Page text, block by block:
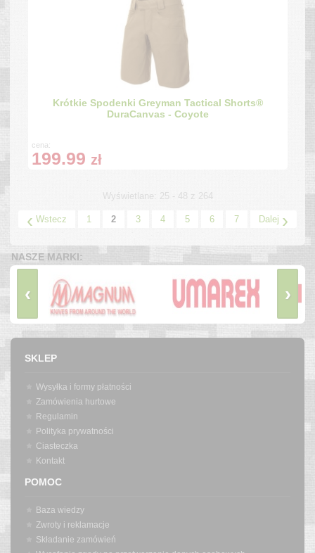
Krótkie Spodenki Greyman Tactical Shorts®
DuraCanvas - Coyote
cena:
199.99 zł
Wyświetlane: 25 - 48 z 264
‹ Wstecz 1 2 3 4 5 6 7 Dalej ›
NASZE MARKI:
‹ ›
SKLEP
Wysyłka i formy płatności
Zamówienia hurtowe
Regulamin
Polityka prywatności
Ciasteczka
Kontakt
POMOC
Baza wiedzy
Zwroty i reklamacje
Składanie zamówień